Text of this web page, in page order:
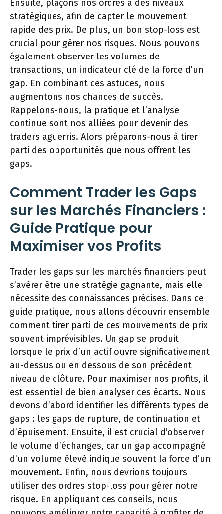
Ensuite, plaçons nos ordres à des niveaux
stratégiques, afin de capter le mouvement
rapide des prix. De plus, un bon stop-loss est
crucial pour gérer nos risques. Nous pouvons
également observer les volumes de
transactions, un indicateur clé de la force d’un
gap. En combinant ces astuces, nous
augmentons nos chances de succès.
Rappelons-nous, la pratique et l’analyse
continue sont nos alliées pour devenir des
traders aguerris. Alors préparons-nous à tirer
parti des opportunités que nous offrent les
gaps.
Comment Trader les Gaps
sur les Marchés Financiers :
Guide Pratique pour
Maximiser vos Profits
Trader les gaps sur les marchés financiers peut
s’avérer être une stratégie gagnante, mais elle
nécessite des connaissances précises. Dans ce
guide pratique, nous allons découvrir ensemble
comment tirer parti de ces mouvements de prix
souvent imprévisibles. Un gap se produit
lorsque le prix d’un actif ouvre significativement
au-dessus ou en dessous de son précédent
niveau de clôture. Pour maximiser nos profits, il
est essentiel de bien analyser ces écarts. Nous
devons d’abord identifier les différents types de
gaps : les gaps de rupture, de continuation et
d’épuisement. Ensuite, il est crucial d’observer
le volume d’échanges, car un gap accompagné
d’un volume élevé indique souvent la force d’un
mouvement. Enfin, nous devrions toujours
utiliser des ordres stop-loss pour gérer notre
risque. En appliquant ces conseils, nous